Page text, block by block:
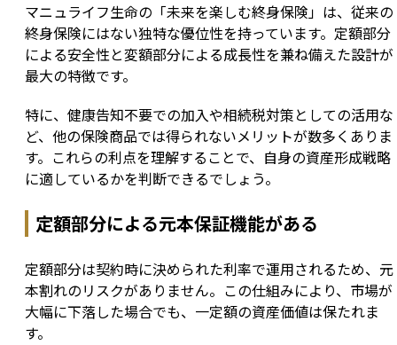
マニュライフ生命の「未来を楽しむ終身保険」は、従来の
終身保険にはない独特な優位性を持っています。定額部分
による安全性と変額部分による成長性を兼ね備えた設計が
最大の特徴です。
特に、健康告知不要での加入や相続税対策としての活用な
ど、他の保険商品では得られないメリットが数多くありま
す。これらの利点を理解することで、自身の資産形成戦略
に適しているかを判断できるでしょう。
定額部分による元本保証機能がある
定額部分は契約時に決められた利率で運用されるため、元
本割れのリスクがありません。この仕組みにより、市場が
大幅に下落した場合でも、一定額の資産価値は保たれま
す。